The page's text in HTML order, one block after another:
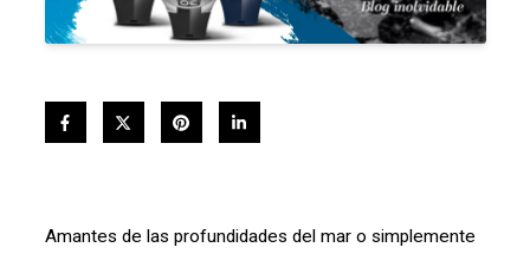
Amantes de las profundidades del mar o simplemente